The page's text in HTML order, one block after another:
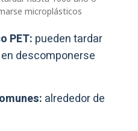
microplásticos
PET: pueden tardar
descomponerse
alrededor de